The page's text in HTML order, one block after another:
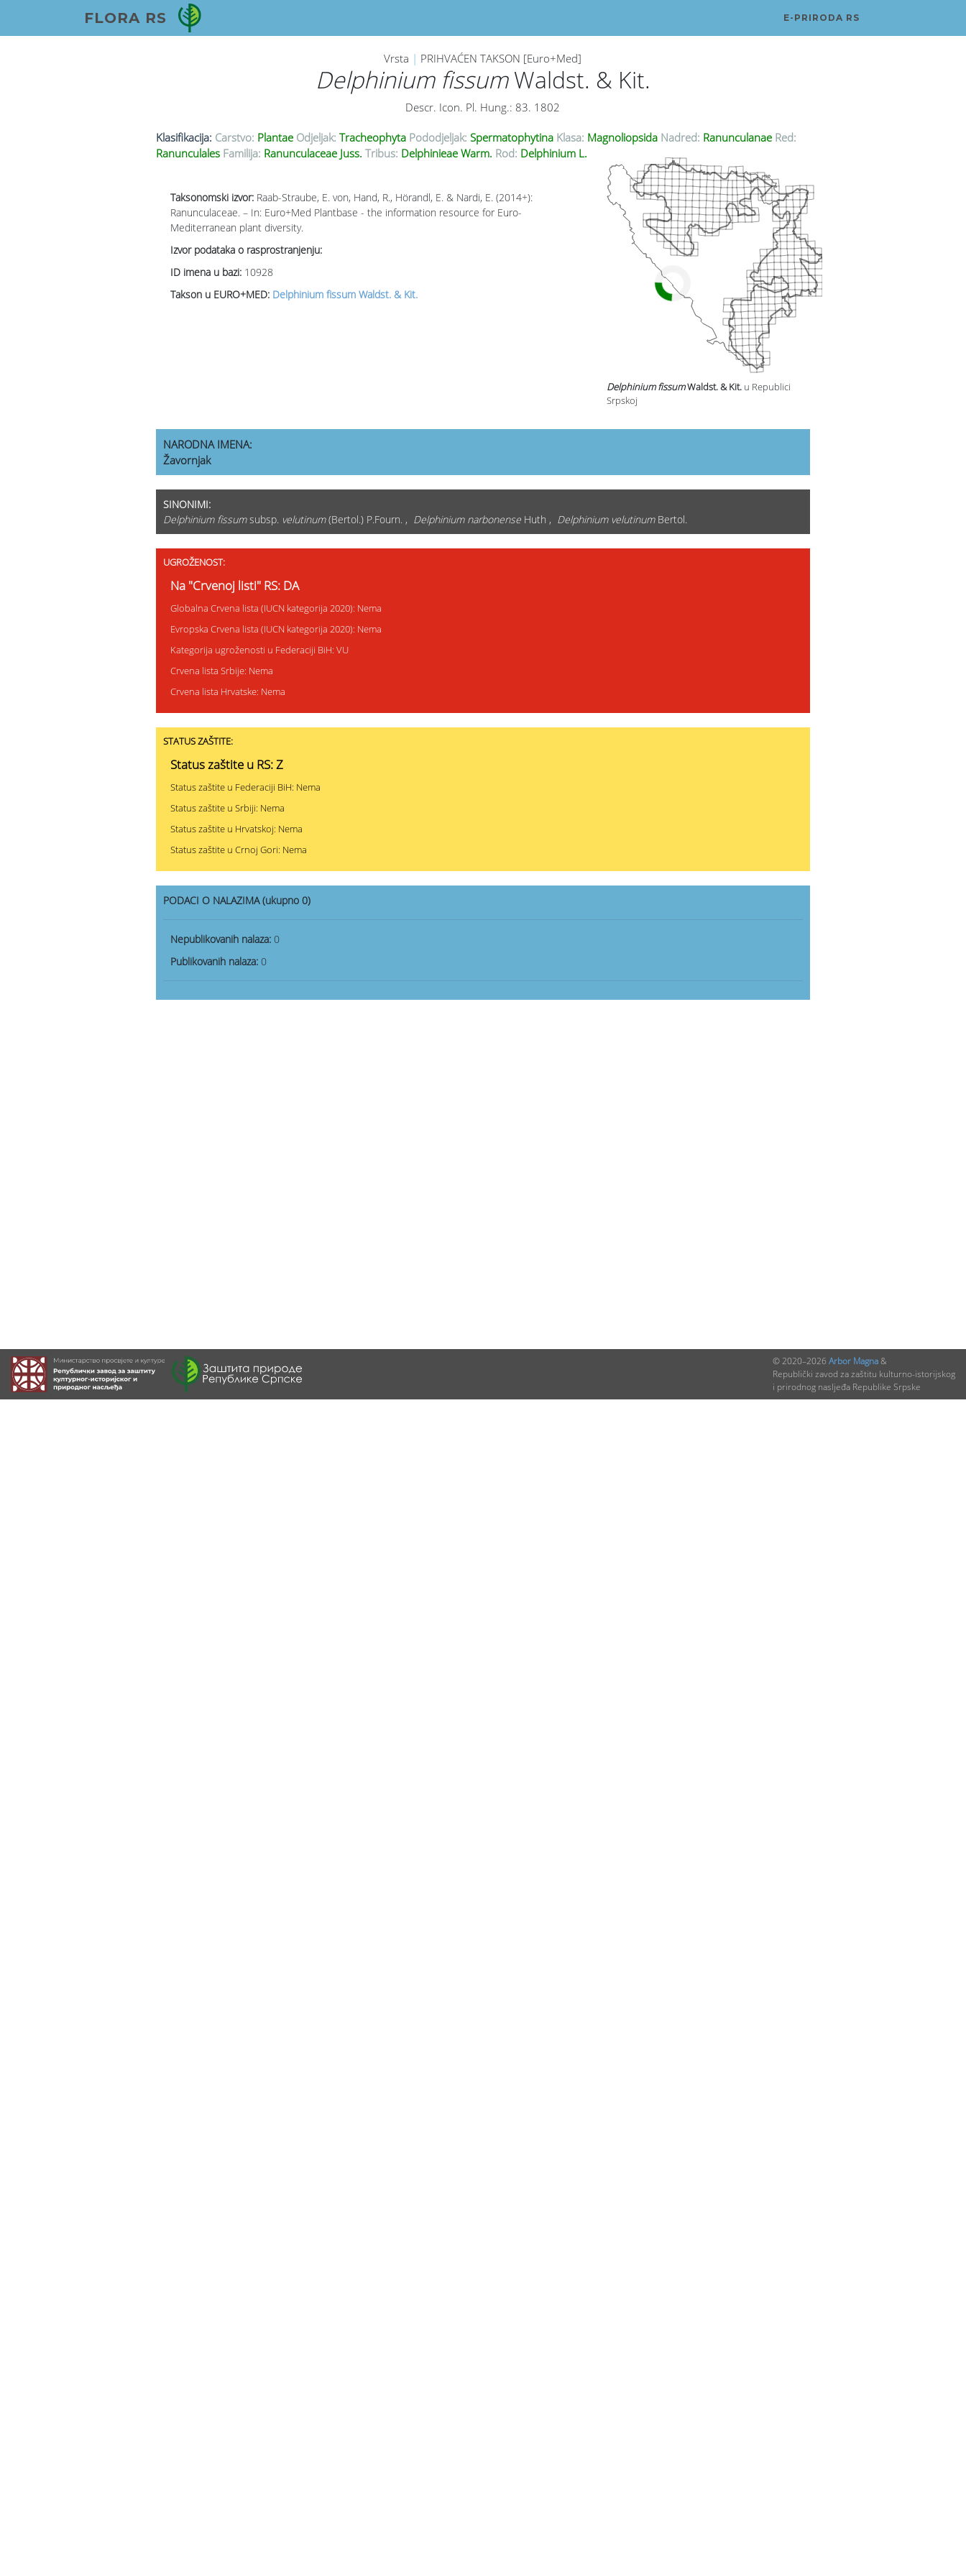
FLORA RS E-PRIRODA RS
Vrsta | PRIHVAĆEN TAKSON [Euro+Med]
Delphinium fissumWaldst. & Kit.
Descr. Icon. Pl. Hung.: 83. 1802
Klasifikacija: Carstvo: Plantae Odjeljak: Tracheophyta Pododjeljak: Spermatophytina Klasa: Magnoliopsida Nadred: Ranunculanae Red:
Ranunculales Familija: Ranunculaceae Juss. Tribus: Delphinieae Warm. Rod: Delphinium L.
Taksonomski izvor: Raab-Straube, E. von, Hand, R., Hörandl, E. & Nardi, E. (2014+):
Ranunculaceae. – In: Euro+Med Plantbase - the information resource for Euro-
Mediterranean plant diversity.
Izvor podataka o rasprostranjenju:
ID imena u bazi: 10928
Takson u EURO+MED: Delphinium fissum Waldst. & Kit.
Delphinium fissumWaldst. & Kit. u Republici
Srpskoj
NARODNA IMENA:
Žavornjak
SINONIMI:
Delphinium fissumsubsp. velutinum(Bertol.) P.Fourn. , Delphinium narbonenseHuth , Delphinium velutinumBertol.
UGROŽENOST:
Na "Crvenoj listi" RS: DA
Globalna Crvena lista (IUCN kategorija 2020): Nema
Evropska Crvena lista (IUCN kategorija 2020): Nema
Kategorija ugroženosti u Federaciji BiH: VU
Crvena lista Srbije: Nema
Crvena lista Hrvatske: Nema
STATUS ZAŠTITE:
Status zaštite u RS: Z
Status zaštite u Federaciji BiH: Nema
Status zaštite u Srbiji: Nema
Status zaštite u Hrvatskoj: Nema
Status zaštite u Crnoj Gori: Nema
PODACI O NALAZIMA (ukupno 0)
Nepublikovanih nalaza: 0
Publikovanih nalaza: 0
© 2020–2026 Arbor Magna&
Republički zavod za zaštitu kulturno-istorijskog
i prirodnog nasljeđa Republike Srpske